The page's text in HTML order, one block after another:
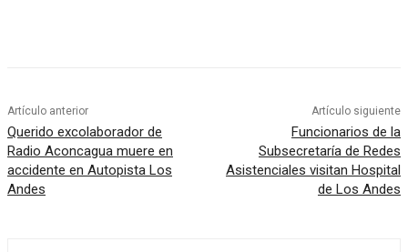
Artículo anterior
Querido excolaborador de
Radio Aconcagua muere en
accidente en Autopista Los
Andes
Artículo siguiente
Funcionarios de la
Subsecretaría de Redes
Asistenciales visitan Hospital
de Los Andes